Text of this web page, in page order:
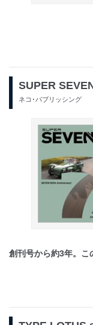
SUPER
ネコ･パブリッシング
創刊号から約3年。こ